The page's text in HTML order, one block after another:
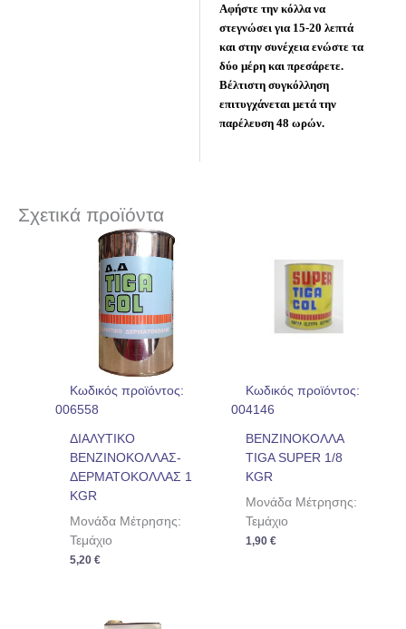
Αφήστε την κόλλα να
στεγνώσει για 15-20 λεπτά
και στην συνέχεια ενώστε τα
δύο μέρη και πρεσάρετε.
Βέλτιστη συγκόλληση
επιτυγχάνεται μετά την
παρέλευση 48 ωρών.
Σχετικά προϊόντα
Κωδικός προϊόντος:
006558
ΔΙΑΛΥΤΙΚΟ
ΒΕΝΖΙΝΟΚΟΛΛΑΣ-
ΔΕΡΜΑΤΟΚΟΛΛΑΣ 1
KGR
Μονάδα Μέτρησης:
Τεμάχιο
5,20€
Κωδικός προϊόντος:
004146
ΒΕΝΖΙΝΟΚΟΛΛΑ
TIGA SUPER 1/8
KGR
Μονάδα Μέτρησης:
Τεμάχιο
1,90 €